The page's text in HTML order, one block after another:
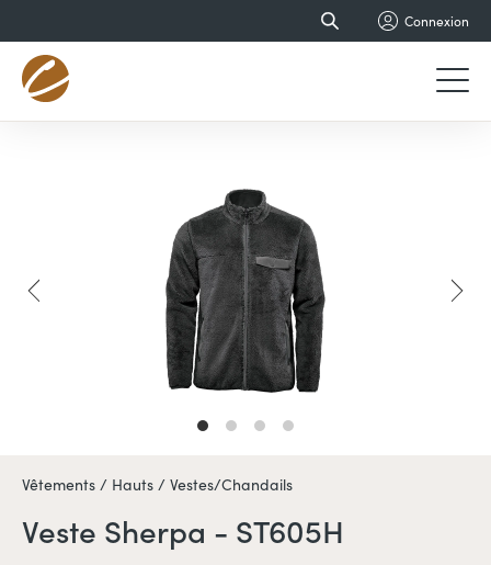
Connexion
Vêtements / Hauts / Vestes/Chandails
Veste Sherpa - ST605H